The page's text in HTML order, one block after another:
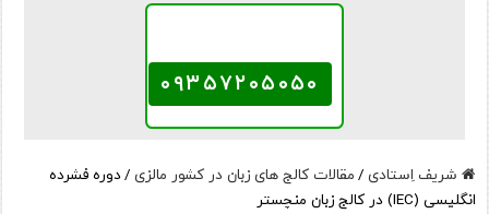
۰۹۳۵۷۲۰۵۰۵۰
شریف اِستادی/مقالات کالج های زبان در کشور مالزی/دوره فشرده
انگلیسی (IEC) در کالج زبان منچستر